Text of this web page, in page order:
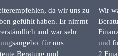
da wir uns zu
gefühlt haben. Er nimmt
und war sehr
für uns
Beratung und
Wir
und
2